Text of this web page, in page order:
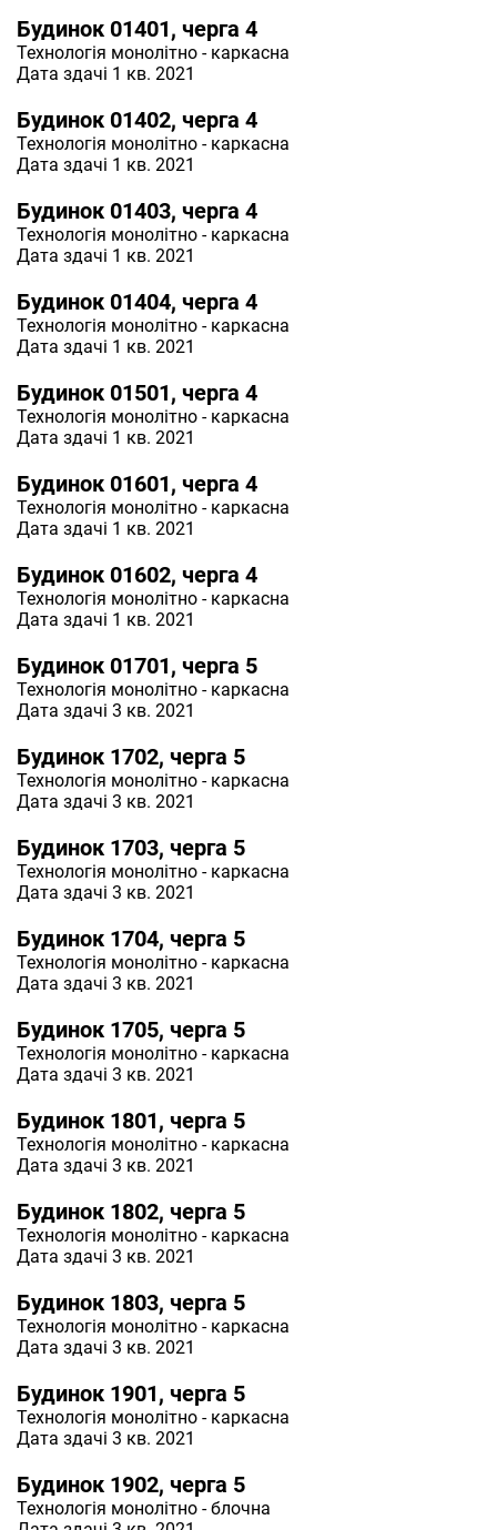
Будинок 01401, черга 4
Технологія монолітно - каркасна
Дата здачі 1 кв. 2021
Будинок 01402, черга 4
Технологія монолітно - каркасна
Дата здачі 1 кв. 2021
Будинок 01403, черга 4
Технологія монолітно - каркасна
Дата здачі 1 кв. 2021
Будинок 01404, черга 4
Технологія монолітно - каркасна
Дата здачі 1 кв. 2021
Будинок 01501, черга 4
Технологія монолітно - каркасна
Дата здачі 1 кв. 2021
Будинок 01601, черга 4
Технологія монолітно - каркасна
Дата здачі 1 кв. 2021
Будинок 01602, черга 4
Технологія монолітно - каркасна
Дата здачі 1 кв. 2021
Будинок 01701, черга 5
Технологія монолітно - каркасна
Дата здачі 3 кв. 2021
Будинок 1702, черга 5
Технологія монолітно - каркасна
Дата здачі 3 кв. 2021
Будинок 1703, черга 5
Технологія монолітно - каркасна
Дата здачі 3 кв. 2021
Будинок 1704, черга 5
Технологія монолітно - каркасна
Дата здачі 3 кв. 2021
Будинок 1705, черга 5
Технологія монолітно - каркасна
Дата здачі 3 кв. 2021
Будинок 1801, черга 5
Технологія монолітно - каркасна
Дата здачі 3 кв. 2021
Будинок 1802, черга 5
Технологія монолітно - каркасна
Дата здачі 3 кв. 2021
Будинок 1803, черга 5
Технологія монолітно - каркасна
Дата здачі 3 кв. 2021
Будинок 1901, черга 5
Технологія монолітно - каркасна
Дата здачі 3 кв. 2021
Будинок 1902, черга 5
Технологія монолітно - блочна